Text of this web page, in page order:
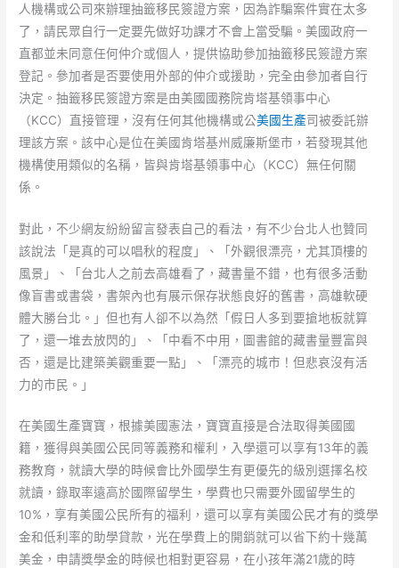
人機構或公司來辦理抽籤移民簽證方案，因為詐騙案件實在太多
了，請民眾自行一定要先做好功課才不會上當受騙。美國政府一
直都並未同意任何仲介或個人，提供協助參加抽籤移民簽證方案
登記。參加者是否要使用外部的仲介或援助，完全由參加者自行
決定。抽籤移民簽證方案是由美國國務院肯塔基領事中心
（KCC）直接管理，沒有任何其他機構或公美國生產司被委託辦
理該方案。該中心是位在美國肯塔基州威廉斯堡市，若發現其他
機構使用類似的名稱，皆與肯塔基領事中心（KCC）無任何關
係。
對此，不少網友紛紛留言發表自己的看法，有不少台北人也贊同
該說法「是真的可以唱秋的程度」、「外觀很漂亮，尤其頂樓的
風景」、「台北人之前去高雄看了，藏書量不錯，也有很多活動
像盲書或書袋，書架內也有展示保存狀態良好的舊書，高雄軟硬
體大勝台北。」但也有人卻不以為然「假日人多到要搶地板就算
了，還一堆去放閃的」、「中看不中用，圖書館的藏書量豐富與
否，還是比建築美觀重要一點」、「漂亮的城市！但悲哀沒有活
力的市民。」
在美國生產寶寶，根據美國憲法，寶寶直接是合法取得美國國
籍，獲得與美國公民同等義務和權利，入學還可以享有13年的義
務教育，就讀大學的時候會比外國學生有更優先的級別選擇名校
就讀，錄取率遠高於國際留學生，學費也只需要外國留學生的
10%，享有美國公民所有的福利，還可以享有美國公民才有的獎學
金和低利率的助學貸款，光在學費上的開銷就可以省下約十幾萬
美金，申請獎學金的時候也相對更容易，在小孩年滿21歲的時